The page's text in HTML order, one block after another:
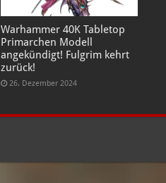
Warhammer 40K Tabletop
Primarchen Modell
angekündigt! Fulgrim kehrt
zurück!
26. Dezember 2024